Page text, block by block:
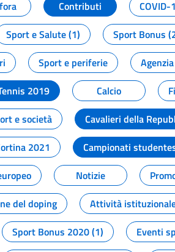
Contributi COVID-
Sport e Salute (1) Sport Bonus
Sport e periferie
2019 Calcio
e società Cavalieri della
2021 Campionati
Notizie
del doping Attività
Sport Bonus 2020 (1) Eventi